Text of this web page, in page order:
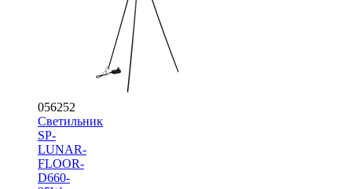
056252
Светильник
SP-
LUNAR-
FLOOR-
D660-